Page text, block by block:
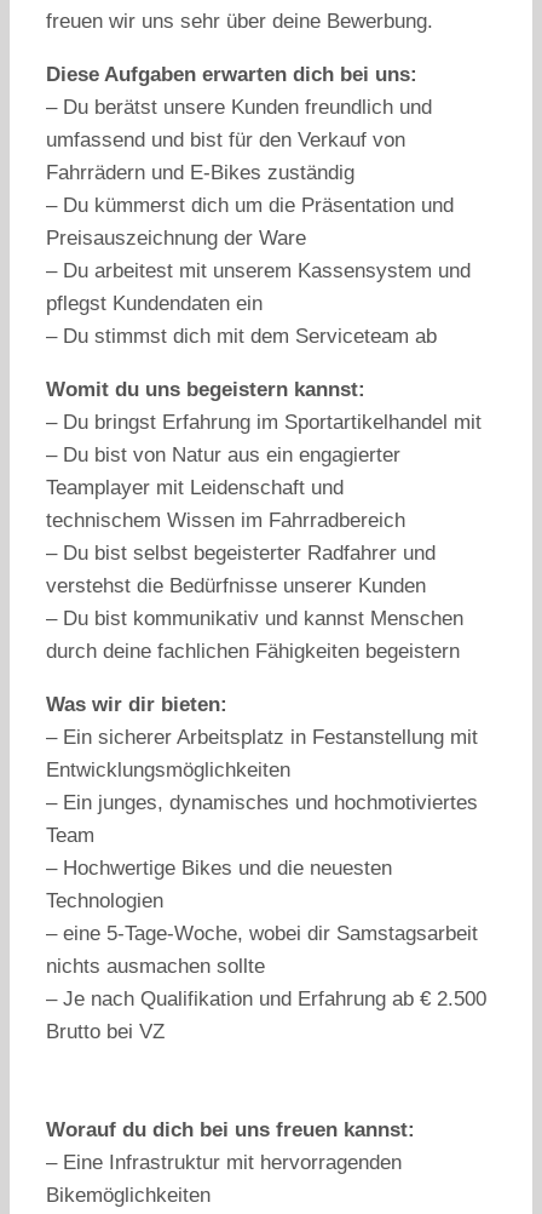
freuen wir uns sehr über deine Bewerbung.
Diese Aufgaben erwarten dich bei uns:
– Du berätst unsere Kunden freundlich und
umfassend und bist für den Verkauf von
Fahrrädern und E-Bikes zuständig
– Du kümmerst dich um die Präsentation und
Preisauszeichnung der Ware
– Du arbeitest mit unserem Kassensystem und
pflegst Kundendaten ein
– Du stimmst dich mit dem Serviceteam ab
Womit du uns begeistern kannst:
– Du bringst Erfahrung im Sportartikelhandel mit
– Du bist von Natur aus ein engagierter
Teamplayer mit Leidenschaft und
technischem Wissen im Fahrradbereich
– Du bist selbst begeisterter Radfahrer und
verstehst die Bedürfnisse unserer Kunden
– Du bist kommunikativ und kannst Menschen
durch deine fachlichen Fähigkeiten begeistern
Was wir dir bieten:
– Ein sicherer Arbeitsplatz in Festanstellung mit
Entwicklungsmöglichkeiten
– Ein junges, dynamisches und hochmotiviertes
Team
– Hochwertige Bikes und die neuesten
Technologien
– eine 5-Tage-Woche, wobei dir Samstagsarbeit
nichts ausmachen sollte
– Je nach Qualifikation und Erfahrung ab € 2.500
Brutto bei VZ
Worauf du dich bei uns freuen kannst:
– Eine Infrastruktur mit hervorragenden
Bikemöglichkeiten